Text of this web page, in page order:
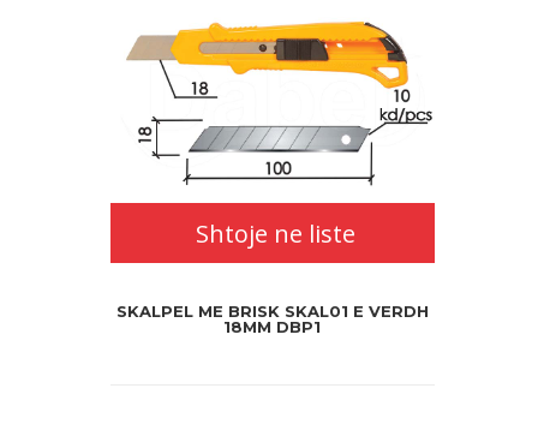
Shtoje ne liste
SKALPEL ME BRISK SKAL01 E VERDH
18MM DBP1